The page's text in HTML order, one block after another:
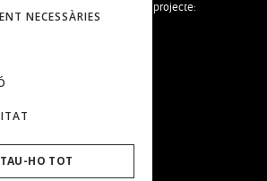
Mallorca Literària forma part del projecte:
Mallorca Literària
NECESSÀRIES
HO TOT